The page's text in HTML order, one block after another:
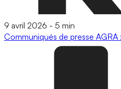
9 avril 2026 - 5 min
Communiqués de presse AGRA